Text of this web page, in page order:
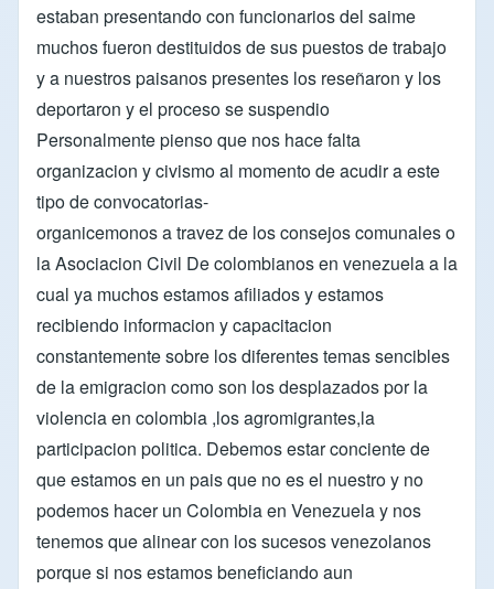
estaban presentando con funcionarios del saime
muchos fueron destituidos de sus puestos de trabajo
y a nuestros paisanos presentes los reseñaron y los
deportaron y el proceso se suspendio
Personalmente pienso que nos hace falta
organizacion y civismo al momento de acudir a este
tipo de convocatorias-
organicemonos a travez de los consejos comunales o
la Asociacion Civil De colombianos en venezuela a la
cual ya muchos estamos afiliados y estamos
recibiendo informacion y capacitacion
constantemente sobre los diferentes temas sencibles
de la emigracion como son los desplazados por la
violencia en colombia ,los agromigrantes,la
participacion politica. Debemos estar conciente de
que estamos en un pais que no es el nuestro y no
podemos hacer un Colombia en Venezuela y nos
tenemos que alinear con los sucesos venezolanos
porque si nos estamos beneficiando aun